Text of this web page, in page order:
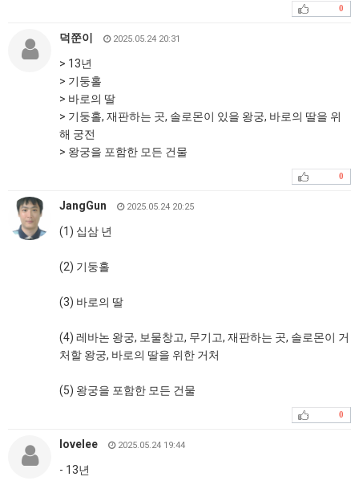
0
덕쭌이 2025.05.24 20:31
> 13년
> 기둥홀
> 바로의 딸
> 기둥홀, 재판하는 곳, 솔로몬이 있을 왕궁, 바로의 딸을 위
해 궁전
> 왕궁을 포함한 모든 건물
0
JangGun 2025.05.24 20:25
(1) 십삼 년
(2) 기둥홀
(3) 바로의 딸
(4) 레바논 왕궁, 보물창고, 무기고, 재판하는 곳, 솔로몬이 거
처할 왕궁, 바로의 딸을 위한 거처
(5) 왕궁을 포함한 모든 건물
0
lovelee 2025.05.24 19:44
- 13년